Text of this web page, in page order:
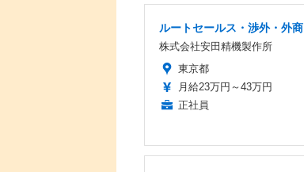
ルートセールス・渉外・外商
株式会社安田精機製作所
東京都
月給23万円～43万円
正社員